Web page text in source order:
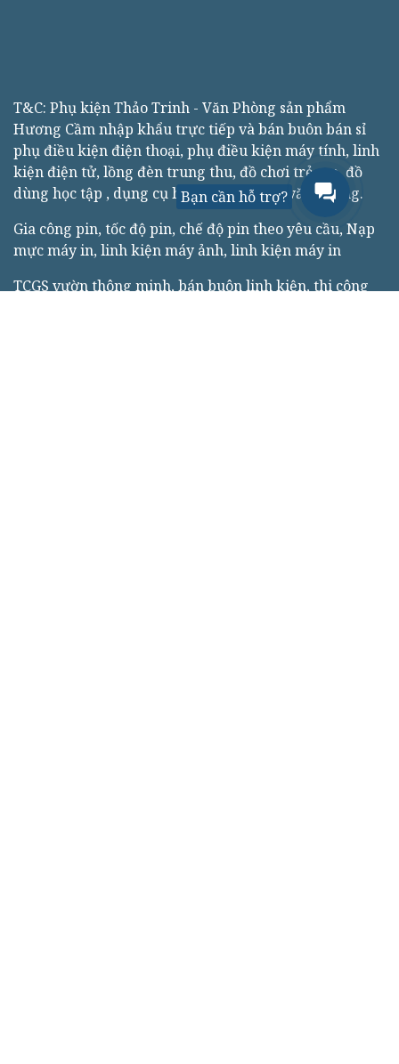
T&C: Phụ kiện Thảo Trinh - Văn Phòng sản phẩm
Hương Cầm nhập khẩu trực tiếp và bán buôn bán sỉ
phụ điều kiện điện thoại, phụ điều kiện máy tính, linh
kiện điện tử, lồng đèn trung thu, đồ chơi trẻ em, đồ
dùng học tập , dụng cụ học sinh, thiệt bị văn phòng.
Gia công pin, tốc độ pin, chế độ pin theo yêu cầu, Nạp
mực máy in, linh kiện máy ảnh, linh kiện máy in
TCGS vườn thông minh, bán buôn linh kiện, thi công
Bạn cần hỗ trợ?